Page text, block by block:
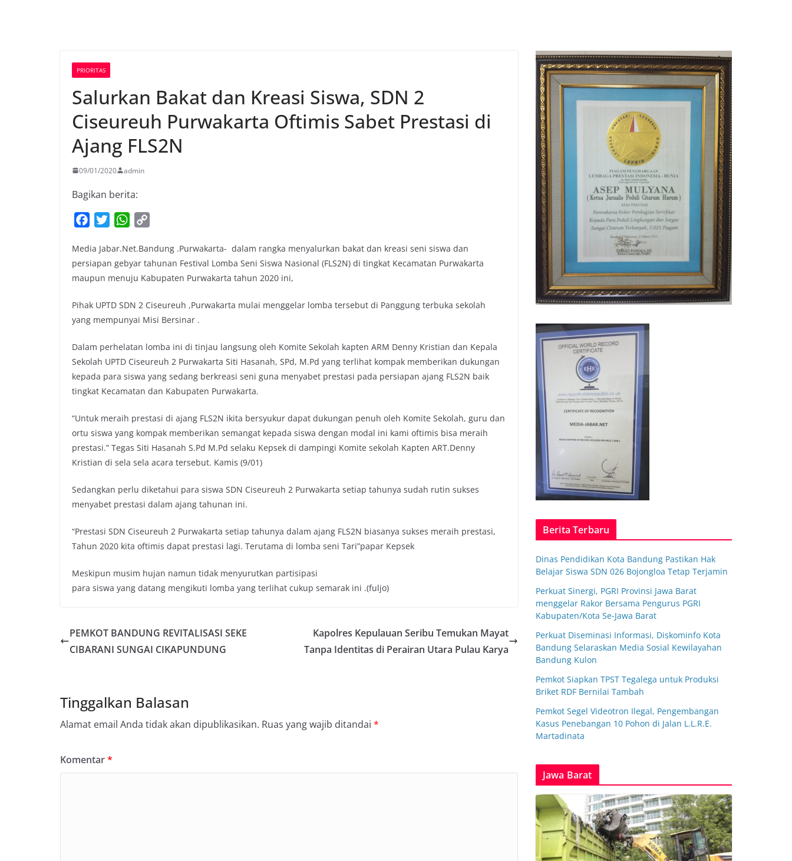
PRIORITAS
Salurkan Bakat dan Kreasi Siswa, SDN 2
Ciseureuh Purwakarta Oftimis Sabet Prestasi di
Ajang FLS2N
09/01/2020 admin
Bagikan berita:
c
e
b
o
k
i
t
t
r
W
a
t
s
p
p
p
y
L
n
k
Media Jabar.Net.Bandung .Purwakarta- dalam rangka menyalurkan bakat dan kreasi seni siswa dan
persiapan gebyar tahunan Festival Lomba Seni Siswa Nasional (FLS2N) di tingkat Kecamatan Purwakarta
maupun menuju Kabupaten Purwakarta tahun 2020 ini,
Pihak UPTD SDN 2 Ciseureuh ,Purwakarta mulai menggelar lomba tersebut di Panggung terbuka sekolah
yang mempunyai Misi Bersinar .
Dalam perhelatan lomba ini di tinjau langsung oleh Komite Sekolah kapten ARM Denny Kristian dan Kepala
Sekolah UPTD Ciseureuh 2 Purwakarta Siti Hasanah, SPd, M.Pd yang terlihat kompak memberikan dukungan
kepada para siswa yang sedang berkreasi seni guna menyabet prestasi pada persiapan ajang FLS2N baik
tingkat Kecamatan dan Kabupaten Purwakarta.
“Untuk meraih prestasi di ajang FLS2N ikita bersyukur dapat dukungan penuh oleh Komite Sekolah, guru dan
ortu siswa yang kompak memberikan semangat kepada siswa dengan modal ini kami oftimis bisa meraih
prestasi.” Tegas Siti Hasanah S.Pd M.Pd selaku Kepsek di dampingi Komite sekolah Kapten ART.Denny
Kristian di sela sela acara tersebut. Kamis (9/01)
Sedangkan perlu diketahui para siswa SDN Ciseureuh 2 Purwakarta setiap tahunya sudah rutin sukses
menyabet prestasi dalam ajang tahunan ini.
“Prestasi SDN Ciseureuh 2 Purwakarta setiap tahunya dalam ajang FLS2N biasanya sukses meraih prestasi,
Tahun 2020 kita oftimis dapat prestasi lagi. Terutama di lomba seni Tari”papar Kepsek
Meskipun musim hujan namun tidak menyurutkan partisipasi
para siswa yang datang mengikuti lomba yang terlihat cukup semarak ini .(fuljo)
PEMKOT BANDUNG REVITALISASI SEKE
CIBARANI SUNGAI CIKAPUNDUNG
Kapolres Kepulauan Seribu Temukan Mayat
Tanpa Identitas di Perairan Utara Pulau Karya
Tinggalkan Balasan
Alamat email Anda tidak akan dipublikasikan. Ruas yang wajib ditandai *
Komentar*
Berita Terbaru
Dinas Pendidikan Kota Bandung Pastikan Hak
Belajar Siswa SDN 026 Bojongloa Tetap Terjamin
Perkuat Sinergi, PGRI Provinsi Jawa Barat
menggelar Rakor Bersama Pengurus PGRI
Kabupaten/Kota Se-Jawa Barat
Perkuat Diseminasi Informasi, Diskominfo Kota
Bandung Selaraskan Media Sosial Kewilayahan
Bandung Kulon
Pemkot Siapkan TPST Tegalega untuk Produksi
Briket RDF Bernilai Tambah
Pemkot Segel Videotron Ilegal, Pengembangan
Kasus Penebangan 10 Pohon di Jalan L.L.R.E.
Martadinata
Jawa Barat